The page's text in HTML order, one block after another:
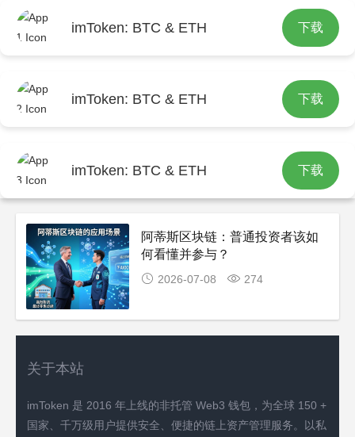
imToken: BTC & ETH 下载
imToken: BTC & ETH 下载
imToken: BTC & ETH 下载
首页
阿蒂斯区块链：普通投资者该如
何看懂并参与？
2026-07-08 274
关于本站
imToken 是 2016 年上线的非托管 Web3 钱包，为全球 150 +
国家、千万级用户提供安全、便捷的链上资产管理服务。以私